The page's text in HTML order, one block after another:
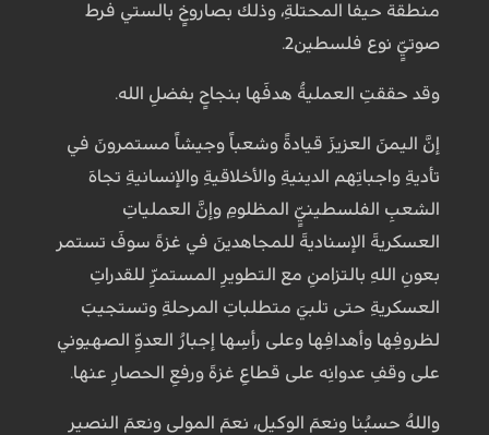
منطقة حيفا المحتلةِ، وذلك بصاروخٍ بالستي فرط
صوتيٍّ نوع فلسطين2.
وقد حققتِ العمليةُ هدفَها بنجاحٍ بفضلِ الله.
إنَّ اليمنَ العزيزَ قيادةً وشعباً وجيشاً مستمرونَ في
تأديةِ واجباتِهم الدينيةِ والأخلاقيةِ والإنسانيةِ تجاهَ
الشعبِ الفلسطينيٍّ المظلومِ وإنَّ العملياتِ
العسكريةَ الإسناديةَ للمجاهدينَ في غزةَ سوفَ تستمر
بعونِ اللهِ بالتزامنِ مع التطويرِ المستمرِّ للقدراتِ
العسكريةِ حتى تلبيَ متطلباتِ المرحلةِ وتستجيبَ
لظروفِها وأهدافِها وعلى رأسِها إجبارُ العدوِّ الصهيوني
على وقفِ عدوانِه على قطاعِ غزةَ ورفعِ الحصارِ عنها.
واللهُ حسبُنا ونعمَ الوكيل، نعمَ المولى ونعمَ النصير